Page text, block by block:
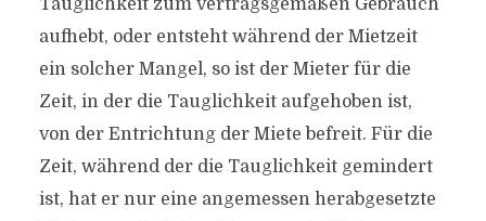
Tauglichkeit zum vertragsgemäßen Gebrauch
aufhebt, oder entsteht während der Mietzeit
ein solcher Mangel, so ist der Mieter für die
Zeit, in der die Tauglichkeit aufgehoben ist,
von der Entrichtung der Miete befreit. Für die
Zeit, während der die Tauglichkeit gemindert
ist, hat er nur eine angemessen herabgesetzte